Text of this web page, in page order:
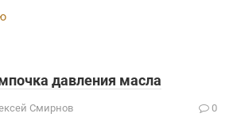
давления масла
Смирнов 0